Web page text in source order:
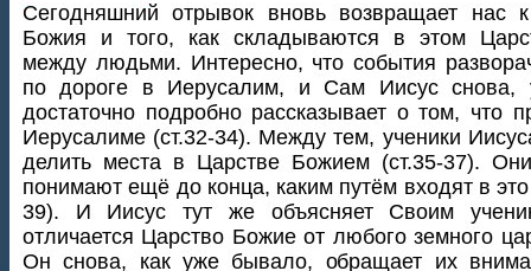
Сегодняшний отрывок вновь возвращает нас
Божия и того, как складываются в этом
между людьми. Интересно, что события
по дороге в Иерусалим, и Сам Иисус снова,
достаточно подробно рассказывает о том, что
Иерусалиме (ст.32-34). Между тем, ученики
делить места в Царстве Божием (ст.35-37).
понимают ещё до конца, каким путём входят в
39). И Иисус тут же объясняет Своим
отличается Царство Божие от любого земного
Он снова, как уже бывало, обращает их